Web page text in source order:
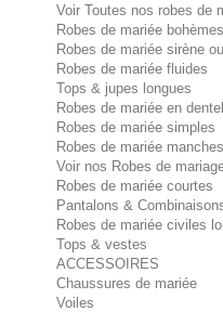
Voir Toutes nos robes de
Robes de mariée bohèmes
Robes de mariée sirène
Robes de mariée fluides
Tops & jupes longues
Robes de mariée en
Robes de mariée simples
Robes de mariée
Voir nos Robes de
Robes de mariée courtes
Pantalons &
Robes de mariée civiles
Tops & vestes
ACCESSOIRES
Chaussures de mariée
Voiles